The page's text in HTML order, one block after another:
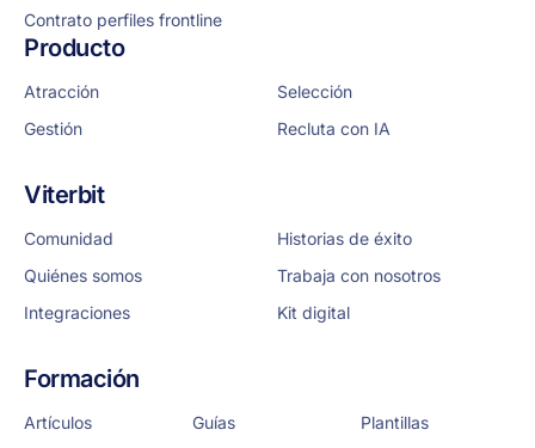
Contrato perfiles frontline
Producto
Atracción
Selección
Gestión
Recluta con IA
Viterbit
Comunidad
Historias de éxito
Quiénes somos
Trabaja con nosotros
Integraciones
Kit digital
Formación
Artículos Guías
Plantillas